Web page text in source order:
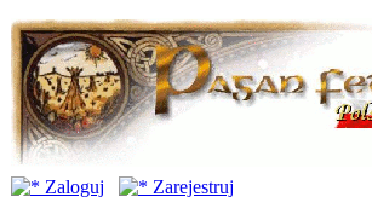
Zaloguj Zarejestruj